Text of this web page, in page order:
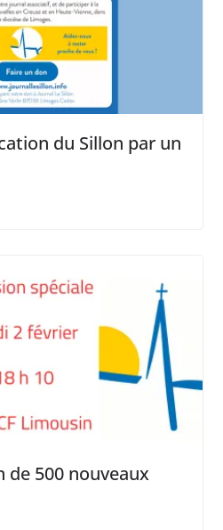
du Sillon par un
de 500 nouveaux